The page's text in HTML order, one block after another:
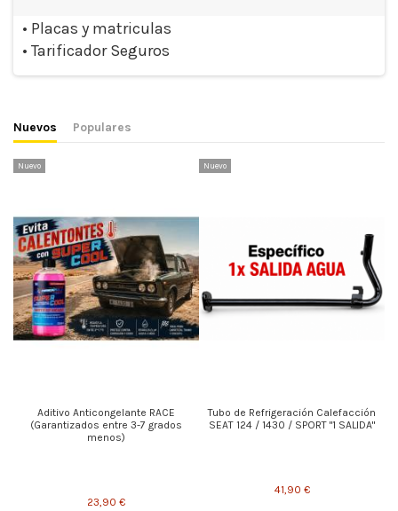
• Placas y matriculas
• Tarificador Seguros
Nuevos Populares
Nuevo
Aditivo Anticongelante RACE
(Garantizados entre 3-7 grados
menos)
23,90 €
Nuevo
Tubo de Refrigeración Calefacción
SEAT 124 / 1430 / SPORT "1 SALIDA"
41,90 €